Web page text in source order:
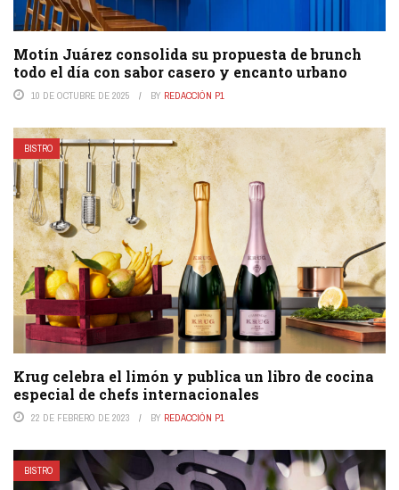
Motín Juárez consolida su propuesta de brunch
todo el día con sabor casero y encanto urbano
10 DE OCTUBRE DE 2025 BY REDACCIÓN P1
BISTRO
Krug celebra el limón y publica un libro de cocina
especial de chefs internacionales
22 DE FEBRERO DE 2023 BY REDACCIÓN P1
BISTRO